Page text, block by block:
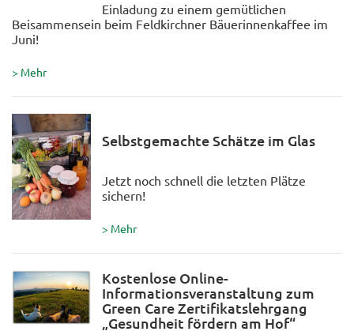
Einladung zu einem gemütlichen
Beisammensein beim Feldkirchner Bäuerinnenkaffee im
Juni!
> Mehr
Selbstgemachte Schätze im Glas
Jetzt noch schnell die letzten Plätze
sichern!
> Mehr
Kostenlose Online-
Informationsveranstaltung zum
Green Care Zertifikatslehrgang
„Gesundheit fördern am Hof“